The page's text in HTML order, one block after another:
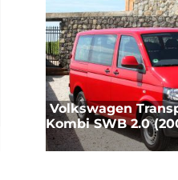
Volkswagen
Kombi SWB 2.0